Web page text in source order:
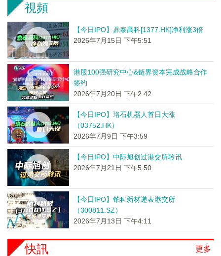
視頻
【今日IPO】鼎泰高科[1377.HK]净利涨3倍
2026年7月15日 下午5:51
港股100强研究中心&链界资本完成战略合作
签约
2026年7月20日 下午2:42
【今日IPO】珞石机器人首日大涨
（03752.HK）
2026年7月9日 下午3:59
【今日IPO】中际旭创过港交所聆讯
2026年7月21日 下午5:50
【今日IPO】铂科新材递表港交所
（300811.SZ）
2026年7月13日 下午4:11
更多
快訊